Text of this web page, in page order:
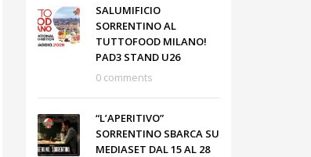
SALUMIFICIO
SORRENTINO AL
TUTTOFOOD MILANO!
PAD3 STAND U26
0 comments
“L’APERITIVO”
SORRENTINO SBARCA SU
MEDIASET DAL 15 AL 28